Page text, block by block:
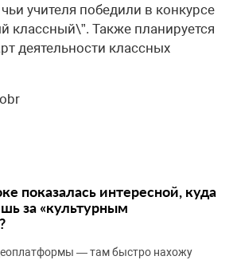
учителя победили в конкурсе
классный\”. Также планируется
деятельности классных
показалась интересной, куда
за «культурным
— там быстро нахожу